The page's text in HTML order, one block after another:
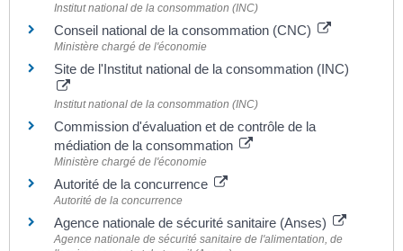
Institut national de la consommation (INC)
Conseil national de la consommation (CNC)
Ministère chargé de l'économie
Site de l'Institut national de la consommation (INC)
Institut national de la consommation (INC)
Commission d'évaluation et de contrôle de la
médiation de la consommation
Ministère chargé de l'économie
Autorité de la concurrence
Autorité de la concurrence
Agence nationale de sécurité sanitaire (Anses)
Agence nationale de sécurité sanitaire de l'alimentation, de